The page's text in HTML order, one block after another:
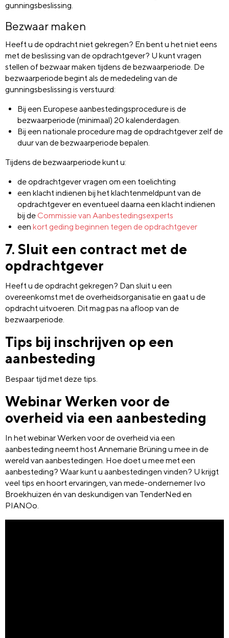
gunningsbeslissing.
Bezwaar maken
Heeft u de opdracht niet gekregen? En bent u het niet eens
met de beslissing van de opdrachtgever? U kunt vragen
stellen of bezwaar maken tijdens de bezwaarperiode. De
bezwaarperiode begint als de mededeling van de
gunningsbeslissing is verstuurd:
Bij een Europese aanbestedingsprocedure is de
bezwaarperiode (minimaal) 20 kalenderdagen.
Bij een nationale procedure mag de opdrachtgever zelf de
duur van de bezwaarperiode bepalen.
Tijdens de bezwaarperiode kunt u:
de opdrachtgever vragen om een toelichting
een klacht indienen bij het klachtenmeldpunt van de
opdrachtgever en eventueel daarna een klacht indienen
bij de Commissie van Aanbestedingsexperts
een kort geding beginnen tegen de opdrachtgever
7. Sluit een contract met de
opdrachtgever
Heeft u de opdracht gekregen? Dan sluit u een
overeenkomst met de overheidsorganisatie en gaat u de
opdracht uitvoeren. Dit mag pas na afloop van de
bezwaarperiode.
Tips bij inschrijven op een
aanbesteding
Bespaar tijd met deze tips.
Webinar Werken voor de
overheid via een aanbesteding
In het webinar Werken voor de overheid via een
aanbesteding neemt host Annemarie Brüning u mee in de
wereld van aanbestedingen. Hoe doet u mee met een
aanbesteding? Waar kunt u aanbestedingen vinden? U krijgt
veel tips en hoort ervaringen, van mede-ondernemer Ivo
Broekhuizen én van deskundigen van TenderNed en
PIANOo.